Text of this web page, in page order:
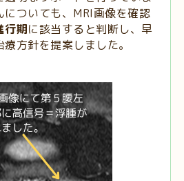
についても、MRI画像を確認
行期に該当すると判断し、早
方針を提案しました。